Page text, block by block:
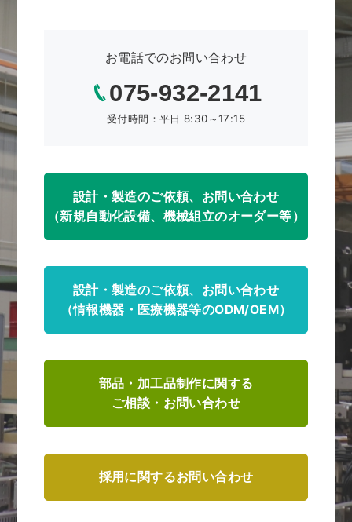
お電話でのお問い合わせ
075-932-2141
受付時間：平日 8:30～17:15
設計・製造のご依頼、お問い合わせ
（新規自動化設備、機械組立のオーダー等）
設計・製造のご依頼、お問い合わせ
（情報機器・医療機器等のODM/OEM）
部品・加工品制作に関する
ご相談・お問い合わせ
採用に関するお問い合わせ